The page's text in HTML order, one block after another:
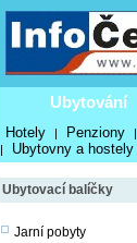
Ubytování
Hotely | Penziony |
| Ubytovny a hostely
Ubytovací balíčky
Jarní pobyty